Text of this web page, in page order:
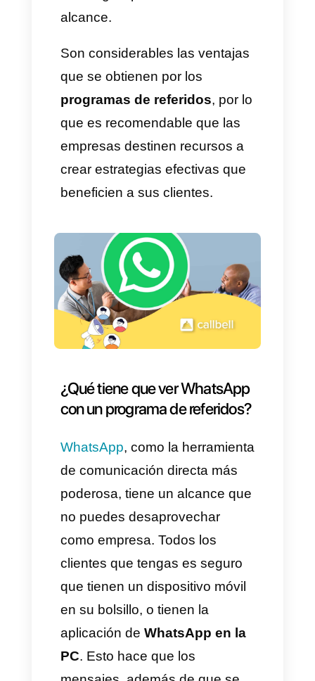
tiene el programa de referidos
¿qué pasa con
las empresas?Son varios los
beneficios que obtienen cuando
implementan estrategias para
promover este tipo de
a) Se obtienenmás
conversiones de clientes
potenciales a compradores.
b)La imagen de la empresa
puede tener más credibilidad si
es recomendada por personas
de confianza.
c)
Todos los involucrados
reciben beneficios, cuando se
concreta una compra.
d)Larelación de costo-
beneficio es tremendamente
provechosapara la empresa
porque los clientes son los